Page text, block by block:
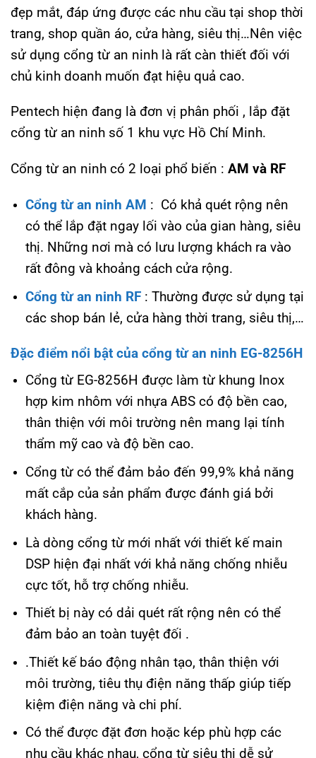
đẹp mắt, đáp ứng được các nhu cầu tại shop thời
trang, shop quần áo, cửa hàng, siêu thị…Nên việc
sử dụng cổng từ an ninh là rất càn thiết đối với
chủ kinh doanh muốn đạt hiệu quả cao.
Pentech hiện đang là đơn vị phân phối , lắp đặt
cổng từ an ninh số 1 khu vực Hồ Chí Minh.
Cổng từ an ninh có 2 loại phổ biến : AM và RF
Cổng từ an ninh AM : Có khả quét rộng nên
có thể lắp đặt ngay lối vào của gian hàng, siêu
thị. Những nơi mà có lưu lượng khách ra vào
rất đông và khoảng cách cửa rộng.
Cổng từ an ninh RF: Thường được sử dụng tại
các shop bán lẻ, cửa hàng thời trang, siêu thị,…
Đặc điểm nổi bật của cổng từ an ninh EG-8256H
Cổng từ EG-8256H được làm từ khung Inox
hợp kim nhôm với nhựa ABS có độ bền cao,
thân thiện với môi trường nên mang lại tính
thẩm mỹ cao và độ bền cao.
Cổng từ có thể đảm bảo đến 99,9% khả năng
mất cắp của sản phẩm được đánh giá bởi
khách hàng.
Là dòng cổng từ mới nhất với thiết kế main
DSP hiện đại nhất với khả năng chống nhiễu
cực tốt, hỗ trợ chống nhiễu.
Thiết bị này có dải quét rất rộng nên có thể
đảm bảo an toàn tuyệt đối .
.Thiết kế báo động nhân tạo, thân thiện với
môi trường, tiêu thụ điện năng thấp giúp tiếp
kiệm điện năng và chi phí.
Có thể được đặt đơn hoặc kép phù hợp các
nhu cầu khác nhau, cổng từ siêu thị dễ sử